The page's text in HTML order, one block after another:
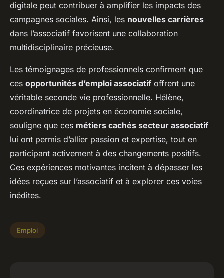
digitale peut contribuer à amplifier les impacts des
campagnes sociales. Ainsi, les nouvelles carrières
dans l’associatif favorisent une collaboration
multidisciplinaire précieuse.
Les témoignages de professionnels confirment que
ces opportunités d’emploi associatif offrent une
véritable seconde vie professionnelle. Hélène,
coordinatrice de projets en économie sociale,
souligne que ces métiers cachés secteur associatif
lui ont permis d’allier passion et expertise, tout en
participant activement à des changements positifs.
Ces expériences motivantes incitent à dépasser les
idées reçues sur l’associatif et à explorer ces voies
inédites.
Emploi